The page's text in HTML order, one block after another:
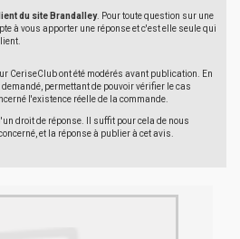
du site Brandalley. Pour toute question sur une
à vous apporter une réponse et c'est elle seule qui
CeriseClub ont été modérés avant publication. En
permettant de pouvoir vérifier le cas
l'existence réelle de la commande.
droit de réponse. Il suffit pour cela de nous
et la réponse à publier à cet avis.